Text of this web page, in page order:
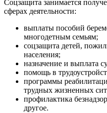
Соцзащита занимается
сферах деятельности:
выплаты пособий
многодетным семьям;
соцзащита детей,
населения;
назначение и выплата
помощь в
программы
трудных жизненных
профилактика
другое.